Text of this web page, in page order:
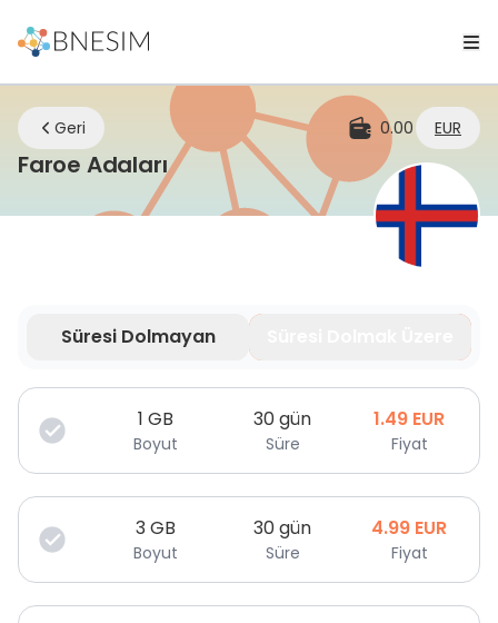
Geri 0.00 EUR
Faroe AdalarıeSIM | Nerede olursanız olun
Süresi Dolmayan
Veriniz sınırlı süre için geçerlidir.
1 GB
Boyut
30 gün
Süre
1.49 EUR
Fiyat
3GB
Boyut
30 gün
Süre
4.99 EUR
Fiyat